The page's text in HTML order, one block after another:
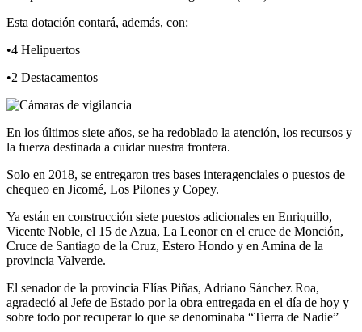
Esta dotación contará, además, con:
•4 Helipuertos
•2 Destacamentos
En los últimos siete años, se ha redoblado la atención, los recursos y
la fuerza destinada a cuidar nuestra frontera.
Solo en 2018, se entregaron tres bases interagenciales o puestos de
chequeo en Jicomé, Los Pilones y Copey.
Ya están en construcción siete puestos adicionales en Enriquillo,
Vicente Noble, el 15 de Azua, La Leonor en el cruce de Monción,
Cruce de Santiago de la Cruz, Estero Hondo y en Amina de la
provincia Valverde.
El senador de la provincia Elías Piñas, Adriano Sánchez Roa,
agradeció al Jefe de Estado por la obra entregada en el día de hoy y
sobre todo por recuperar lo que se denominaba “Tierra de Nadie”